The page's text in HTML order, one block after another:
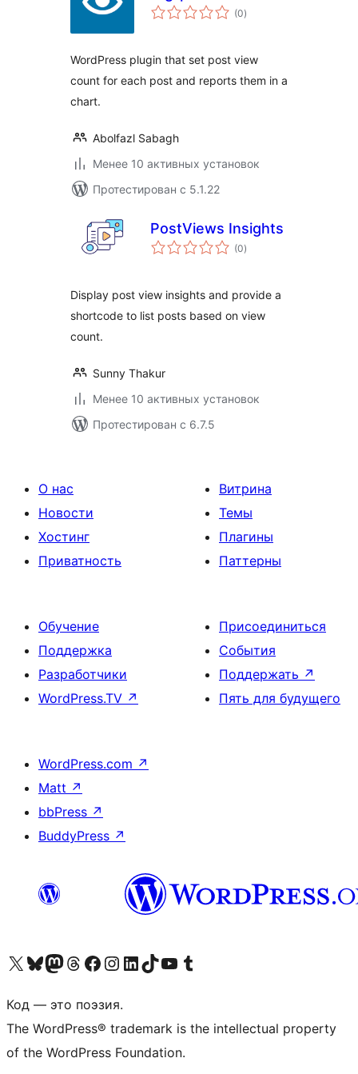
(0общий
рейтинг
)
WordPress plugin that set post view
count for each post and reports them in a
chart.
Abolfazl Sabagh
Менее 10 активных установок
Протестирован с 5.1.22
PostViews Insights
(0общий
рейтинг
)
Display post view insights and provide a
shortcode to list posts based on view
count.
Sunny Thakur
Менее 10 активных установок
Протестирован с 6.7.5
О нас
Новости
Хостинг
Приватность
Витрина
Темы
Плагины
Паттерны
Обучение
Поддержка
Разработчики
WordPress.TV ↗
Присоединиться
События
Поддержать ↗
Пять для будущего
WordPress.com ↗
Matt ↗
bbPress ↗
BuddyPress ↗
Посетите нас в X (ранее Twitter)
Посетите нашу учётную запись в Bluesky
Посетите нашу ленту в Mastodon
Посетите нашу учётную запись в Threads
Посетите нашу страницу на Facebook
Посетите наш Instagram
Посетите нашу страницу в LinkedIn
Посетите нашу учётную запись в TikTok
Посетите наш канал YouTube
Посетите нашу учётную запись в Tumblr
Код — это поэзия.
The WordPress® trademark is the intellectual property
of the WordPress Foundation.